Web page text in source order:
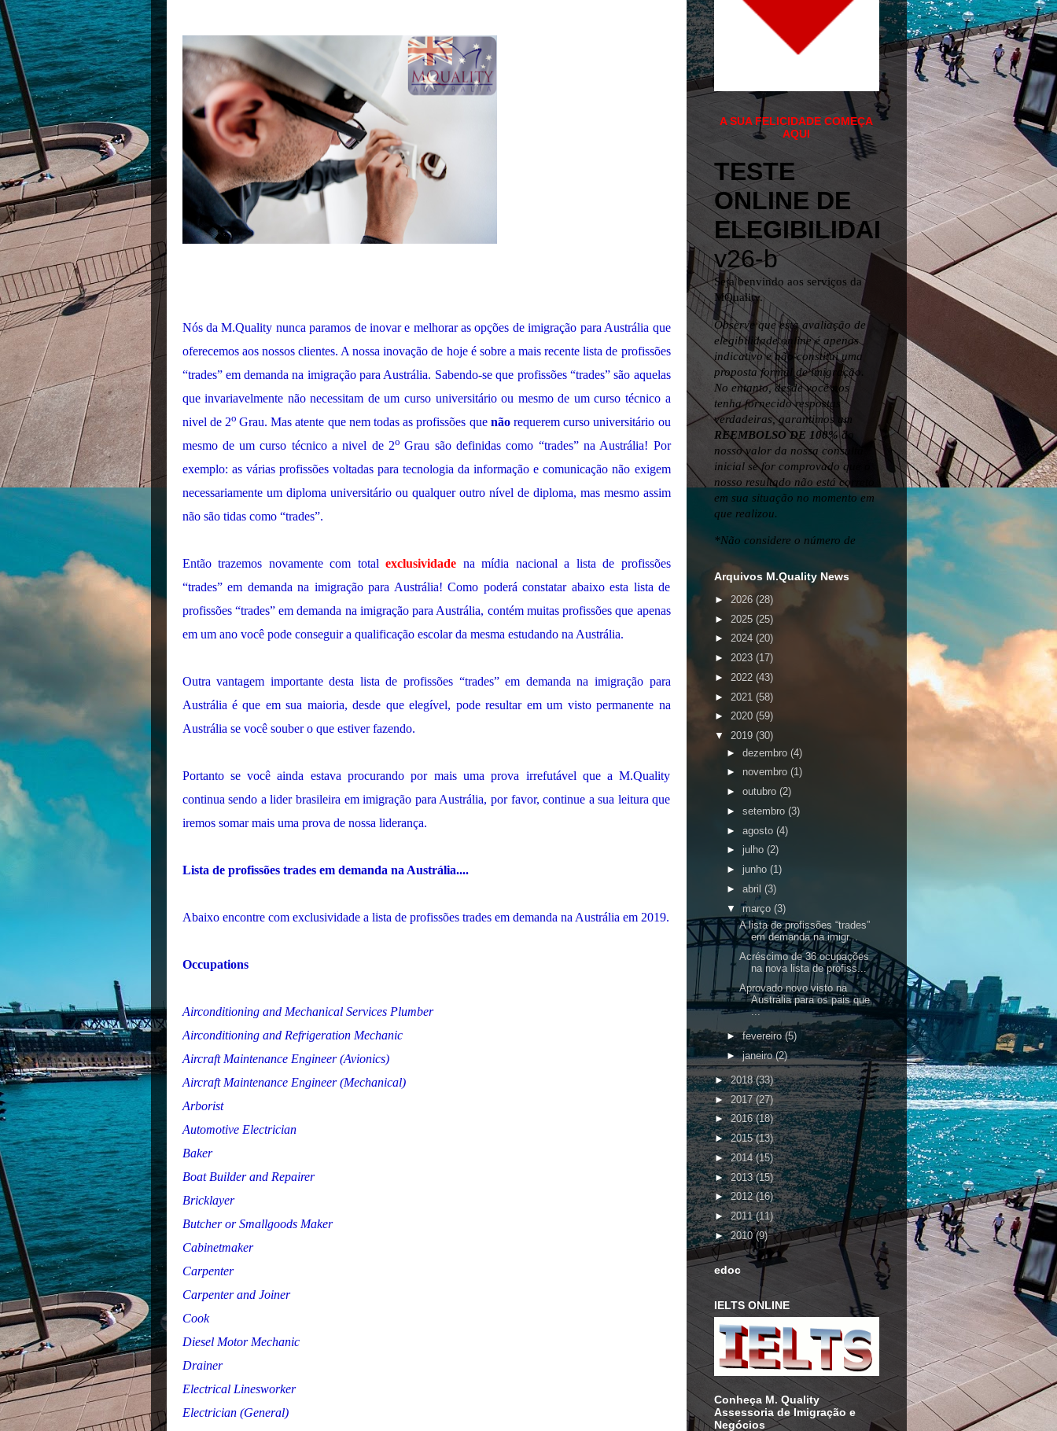
Nós da M.Quality nunca paramos de inovar e melhorar as opções de imigração para Austrália que
oferecemos aos nossos clientes. A nossa inovação de hoje é sobre a mais recente lista de profissões
“trades” em demanda na imigração para Austrália. Sabendo-se que profissões “trades” são aquelas
que invariavelmente não necessitam de um curso universitário ou mesmo de um curso técnico a
nivel de 2o Grau. Mas atente que nem todas as profissões que nãorequerem curso universitário ou
mesmo de um curso técnico a nivel de 2o Grau são definidas como “trades” na Austrália! Por
exemplo: as várias profissões voltadas para tecnologia da informação e comunicação não exigem
necessariamente um diploma universitário ou qualquer outro nível de diploma, mas mesmo assim
não são tidas como “trades”.
Então trazemos novamente com total exclusividade na mídia nacional a lista de profissões
“trades” em demanda na imigração para Austrália! Como poderá constatar abaixo esta lista de
profissões “trades” em demanda na imigração para Austrália, contém muitas profissões que apenas
em um ano você pode conseguir a qualificação escolar da mesma estudando na Austrália.
Outra vantagem importante desta lista de profissões “trades” em demanda na imigração para
Austrália é que em sua maioria, desde que elegível, pode resultar em um visto permanente na
Austrália se você souber o que estiver fazendo.
Portanto se você ainda estava procurando por mais uma prova irrefutável que a M.Quality
continua sendo a lider brasileira em imigração para Austrália, por favor, continue a sua leitura que
iremos somar mais uma prova de nossa liderança.
Lista de profissões trades em demanda na Austrália....
Abaixo encontre com exclusividade a lista de profissões trades em demanda na Austrália em 2019.
Occupations
Airconditioning and Mechanical Services Plumber
Airconditioning and Refrigeration Mechanic
Aircraft Maintenance Engineer (Avionics)
Aircraft Maintenance Engineer (Mechanical)
Arborist
Automotive Electrician
Baker
Boat Builder and Repairer
Bricklayer
Butcher or Smallgoods Maker
Cabinetmaker
Carpenter
Carpenter and Joiner
Cook
Diesel Motor Mechanic
Drainer
Electrical Linesworker
Electrician (General)
A SUA FELICIDADE COMEÇA
AQUI
Arquivos M.Quality News
► 2026 (28)
► 2025 (25)
► 2024 (20)
► 2023 (17)
► 2022 (43)
► 2021 (58)
► 2020 (59)
▼ 2019 (30)
►dezembro(4)
► novembro(1)
►outubro(2)
►setembro(3)
►agosto(4)
► julho(2)
►junho(1)
►abril(3)
▼março(3)
A lista de profissões “trades”
em demanda na imigr...
Acréscimo de 36 ocupações
na nova lista de profiss...
Aprovado novo visto na
Austrália para os pais que
...
►fevereiro(5)
►janeiro(2)
►2018(33)
►2017(27)
►2016(18)
►2015(13)
►2014(15)
►2013(15)
►2012(16)
►2011(11)
►2010(9)
edoc
IELTS ONLINE
Conheça M. Quality
Assessoria de Imigração e
Negócios